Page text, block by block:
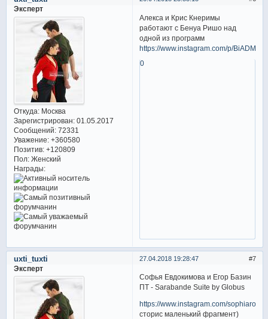
Эксперт
Откуда:Москва
Зарегистрирован: 01.05.2017
Сообщений:72331
Уважение: +360580
Позитив: +120809
Пол:Женский
Награды:
Алекса и Крис Кнеримы
работают с Бенуа Ришо над
одной из программ
https://www.instagram.com/p/
0
7
27.04.2018 19:28:47
uxti_tuxti
Эксперт
Софья Евдокимова и Егор Базин
ПТ - Sarabande Suite by Globus
https://www.instagram.com/
сторис маленький фрагмент)